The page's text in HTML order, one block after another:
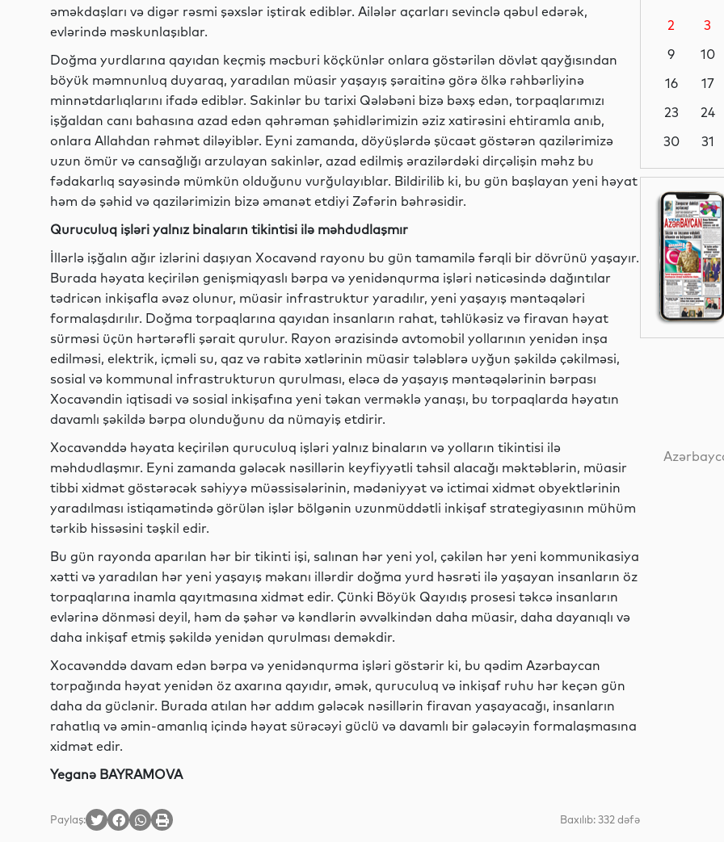
əməkdaşları və digər rəsmi şəxslər iştirak ediblər. Ailələr açarları sevinclə qəbul edərək,
evlərində məskunlaşıblar.
Doğma yurdlarına qayıdan keçmiş məcburi köçkünlər onlara göstərilən dövlət qayğısından
böyük məmnunluq duyaraq, yaradılan müasir yaşayış şəraitinə görə ölkə rəhbərliyinə
minnətdarlıqlarını ifadə ediblər. Sakinlər bu tarixi Qələbəni bizə bəxş edən, torpaqlarımızı
işğaldan canı bahasına azad edən qəhrəman şəhidlərimizin əziz xatirəsini ehtiramla anıb,
onlara Allahdan rəhmət diləyiblər. Eyni zamanda, döyüşlərdə şücaət göstərən qazilərimizə
uzun ömür və cansağlığı arzulayan sakinlər, azad edilmiş ərazilərdəki dirçəlişin məhz bu
fədakarlıq sayəsində mümkün olduğunu vurğulayıblar. Bildirilib ki, bu gün başlayan yeni həyat
həm də şəhid və qazilərimizin bizə əmanət etdiyi Zəfərin bəhrəsidir.
Quruculuq işləri yalnız binaların tikintisi ilə məhdudlaşmır
İllərlə işğalın ağır izlərini daşıyan Xocavənd rayonu bu gün tamamilə fərqli bir dövrünü yaşayır.
Burada həyata keçirilən genişmiqyaslı bərpa və yenidənqurma işləri nəticəsində dağıntılar
tədricən inkişafla əvəz olunur, müasir infrastruktur yaradılır, yeni yaşayış məntəqələri
formalaşdırılır. Doğma torpaqlarına qayıdan insanların rahat, təhlükəsiz və firavan həyat
sürməsi üçün hərtərəfli şərait qurulur. Rayon ərazisində avtomobil yollarının yenidən inşa
edilməsi, elektrik, içməli su, qaz və rabitə xətlərinin müasir tələblərə uyğun şəkildə çəkilməsi,
sosial və kommunal infrastrukturun qurulması, eləcə də yaşayış məntəqələrinin bərpası
Xocavəndin iqtisadi və sosial inkişafına yeni təkan verməklə yanaşı, bu torpaqlarda həyatın
davamlı şəkildə bərpa olunduğunu da nümayiş etdirir.
Xocavənddə həyata keçirilən quruculuq işləri yalnız binaların və yolların tikintisi ilə
məhdudlaşmır. Eyni zamanda gələcək nəsillərin keyfiyyətli təhsil alacağı məktəblərin, müasir
tibbi xidmət göstərəcək səhiyyə müəssisələrinin, mədəniyyət və ictimai xidmət obyektlərinin
yaradılması istiqamətində görülən işlər bölgənin uzunmüddətli inkişaf strategiyasının mühüm
tərkib hissəsini təşkil edir.
Bu gün rayonda aparılan hər bir tikinti işi, salınan hər yeni yol, çəkilən hər yeni kommunikasiya
xətti və yaradılan hər yeni yaşayış məkanı illərdir doğma yurd həsrəti ilə yaşayan insanların öz
torpaqlarına inamla qayıtmasına xidmət edir. Çünki Böyük Qayıdış prosesi təkcə insanların
evlərinə dönməsi deyil, həm də şəhər və kəndlərin əvvəlkindən daha müasir, daha dayanıqlı və
daha inkişaf etmiş şəkildə yenidən qurulması deməkdir.
Xocavənddə davam edən bərpa və yenidənqurma işləri göstərir ki, bu qədim Azərbaycan
torpağında həyat yenidən öz axarına qayıdır, əmək, quruculuq və inkişaf ruhu hər keçən gün
daha da güclənir. Burada atılan hər addım gələcək nəsillərin firavan yaşayacağı, insanların
rahatlıq və əmin-amanlıq içində həyat sürəcəyi güclü və davamlı bir gələcəyin formalaşmasına
xidmət edir.
Yeganə BAYRAMOVA
Paylaş: Baxılıb: 332 dəfə
Siyasət
Siyasət
Dünya
Dünya
2
3
9
10
16
17
23
24
30
31